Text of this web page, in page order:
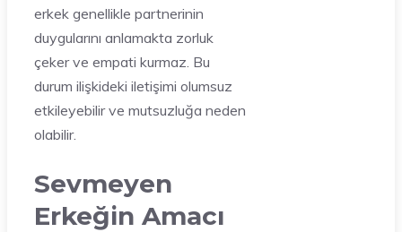
erkek genellikle partnerinin
duygularını anlamakta zorluk
çeker ve empati kurmaz. Bu
durum ilişkideki iletişimi olumsuz
etkileyebilir ve mutsuzluğa neden
olabilir.
Sevmeyen
Erkeğin Amacı